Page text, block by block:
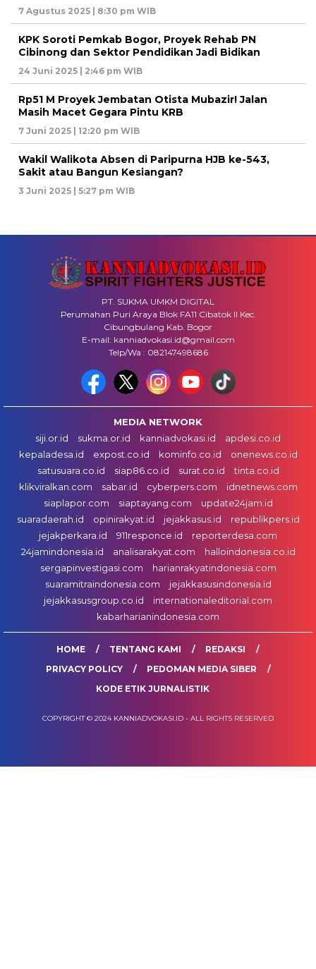
7 Agustus 2025 | 8:30 pm WIB
KPK Soroti Pemkab Bogor, Proyek Rehab PN
Cibinong dan Sektor Pendidikan Jadi Bidikan
24 Juni 2025 | 2:46 pm WIB
Rp51 M Proyek Jembatan Otista Mubazir! Jalan
Masih Macet Gegara Pintu KRB
7 Juni 2025 | 12:20 pm WIB
Wakil Walikota Absen di Paripurna HJB ke-543,
Sakit atau Bangun Kesiangan?
3 Juni 2025 | 5:27 pm WIB
PT. SUKMA UMKM DIGITAL
Perumahan Puri Araya Blok FA11 Cibatok II Kec.
Cibungbulang Kab. Bogor
E-mail: kanniadvokasi.id@gmail.com
Telp/Wa : 082147498686
MEDIA NETWORK
siji.or.id
sukma.or.id kanniadvokasi.id
apdesi.co.id
kepaladesa.id
expost.co.id kominfo.co.id
onenews.co.id
satusuara.co.id
siap86.co.id surat.co.id
tinta.co.id
klikviralkan.com
sabar.id cyberpers.com
idnetnews.com
siaplapor.com
siaptayang.com
update24jam.id
suaradaerah.id
opinirakyat.id jejakkasus.id
republikpers.id
jejakperkara.id
911responce.id
reporterdesa.com
24jamindonesia.id
analisarakyat.com
halloindonesia.co.id
sergapinvestigasi.com
harianrakyatindonesia.com
suaramitraindonesia.com
jejakkasusindonesia.id
jejakkasusgroup.co.id
internationaleditorial.com
kabarharianindonesia.com
HOME TENTANG KAMI
REDAKSI
PRIVACY POLICY
PEDOMAN MEDIA SIBER
KODE ETIK JURNALISTIK
COPYRIGHT © 2024 KANNIADVOKASI.ID - ALL RIGHTS RESERVED